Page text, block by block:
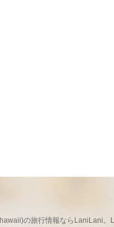
の旅行情報ならLaniLani。